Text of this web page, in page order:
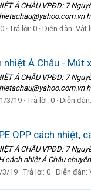
Á CHÂU VPĐD: 7
Trả lời: 0 Diễn đàn: Vật
nhiệt Á Châu - Mút
Á CHÂU VPĐD: 7
3/19 Trả lời: 0 Diễn đàn:
OPP cách nhiệt,
Á CHÂU VPĐD: 7
cách nhiệt Á Châu
3/19 Trả lời: 0 Diễn đàn: